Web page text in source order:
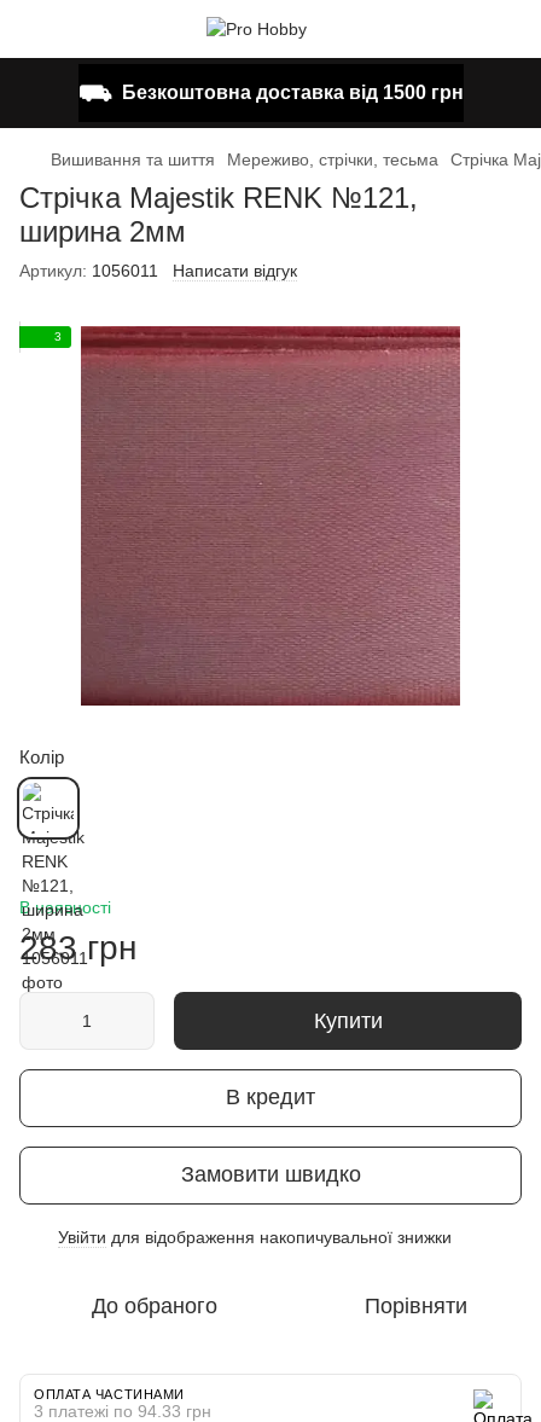
⛟ Безкоштовна доставка від 1500 грн
Вишивання та шиття Мереживо, стрічки, тесьма Стрічка
Стрічка Majestik RENK №121,
ширина 2мм
Артикул: 1056011 Написати відгук
3
Колір
В наявності
283 грн
Купити
В кредит
Замовити швидко
Увійти для відображення накопичувальної знижки
До обраного Порівняти
ОПЛАТА ЧАСТИНАМИ
3 платежі по 94.33 грн